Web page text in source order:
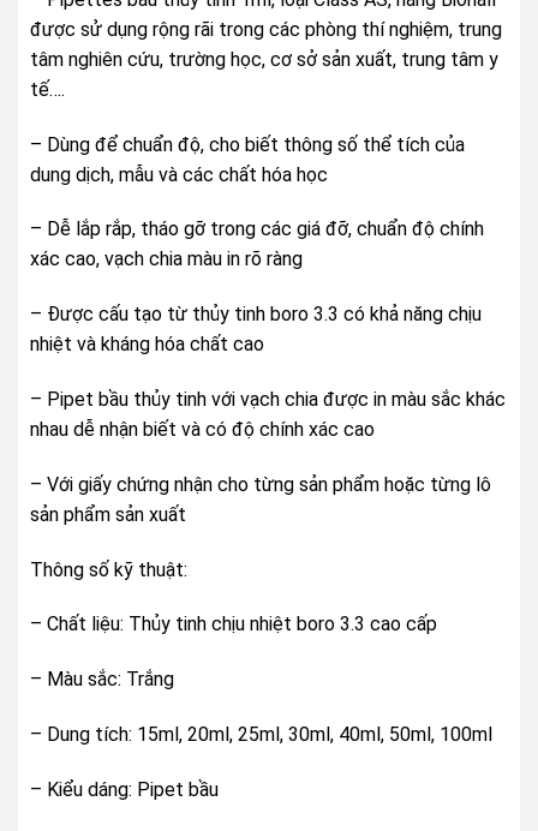
được sử dụng rộng rãi trong các phòng thí nghiệm, trung
tâm nghiên cứu, trường học, cơ sở sản xuất, trung tâm y
tế….
– Dùng để chuẩn độ, cho biết thông số thể tích của
dung dịch, mẫu và các chất hóa học
– Dễ lắp rắp, tháo gỡ trong các giá đỡ, chuẩn độ chính
xác cao, vạch chia màu in rõ ràng
– Được cấu tạo từ thủy tinh boro 3.3 có khả năng chịu
nhiệt và kháng hóa chất cao
– Pipet bầu thủy tinh với vạch chia được in màu sắc khác
nhau dễ nhận biết và có độ chính xác cao
– Với giấy chứng nhận cho từng sản phẩm hoặc từng lô
sản phẩm sản xuất
Thông số kỹ thuật:
– Chất liệu: Thủy tinh chịu nhiệt boro 3.3 cao cấp
– Màu sắc: Trắng
– Dung tích: 15ml, 20ml, 25ml, 30ml, 40ml, 50ml, 100ml
– Kiểu dáng: Pipet bầu